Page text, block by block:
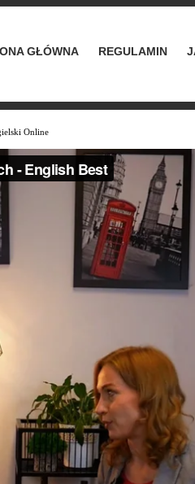
GŁÓWNA REGULAMIN